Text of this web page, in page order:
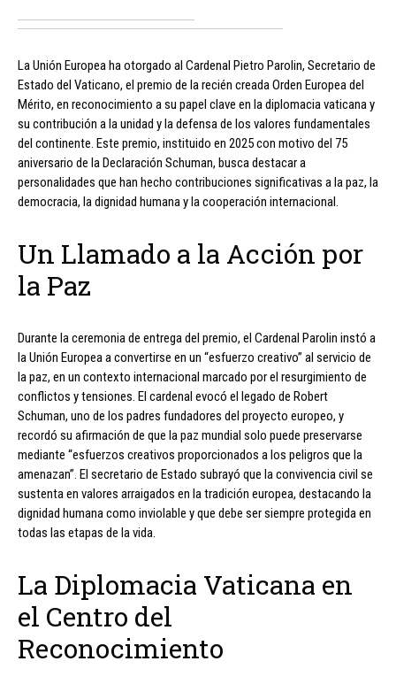
La Unión Europea ha otorgado al Cardenal Pietro Parolin, Secretario de
Estado del Vaticano, el premio de la recién creada Orden Europea del
Mérito, en reconocimiento a su papel clave en la diplomacia vaticana y
su contribución a la unidad y la defensa de los valores fundamentales
del continente. Este premio, instituido en 2025 con motivo del 75
aniversario de la Declaración Schuman, busca destacar a
personalidades que han hecho contribuciones significativas a la paz, la
democracia, la dignidad humana y la cooperación internacional.
Un Llamado a la Acción por
la Paz
Durante la ceremonia de entrega del premio, el Cardenal Parolin instó a
la Unión Europea a convertirse en un “esfuerzo creativo” al servicio de
la paz, en un contexto internacional marcado por el resurgimiento de
conflictos y tensiones. El cardenal evocó el legado de Robert
Schuman, uno de los padres fundadores del proyecto europeo, y
recordó su afirmación de que la paz mundial solo puede preservarse
mediante “esfuerzos creativos proporcionados a los peligros que la
amenazan”. El secretario de Estado subrayó que la convivencia civil se
sustenta en valores arraigados en la tradición europea, destacando la
dignidad humana como inviolable y que debe ser siempre protegida en
todas las etapas de la vida.
La Diplomacia Vaticana en
el Centro del
Reconocimiento